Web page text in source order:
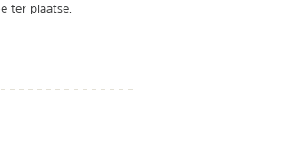
ter plaatse.